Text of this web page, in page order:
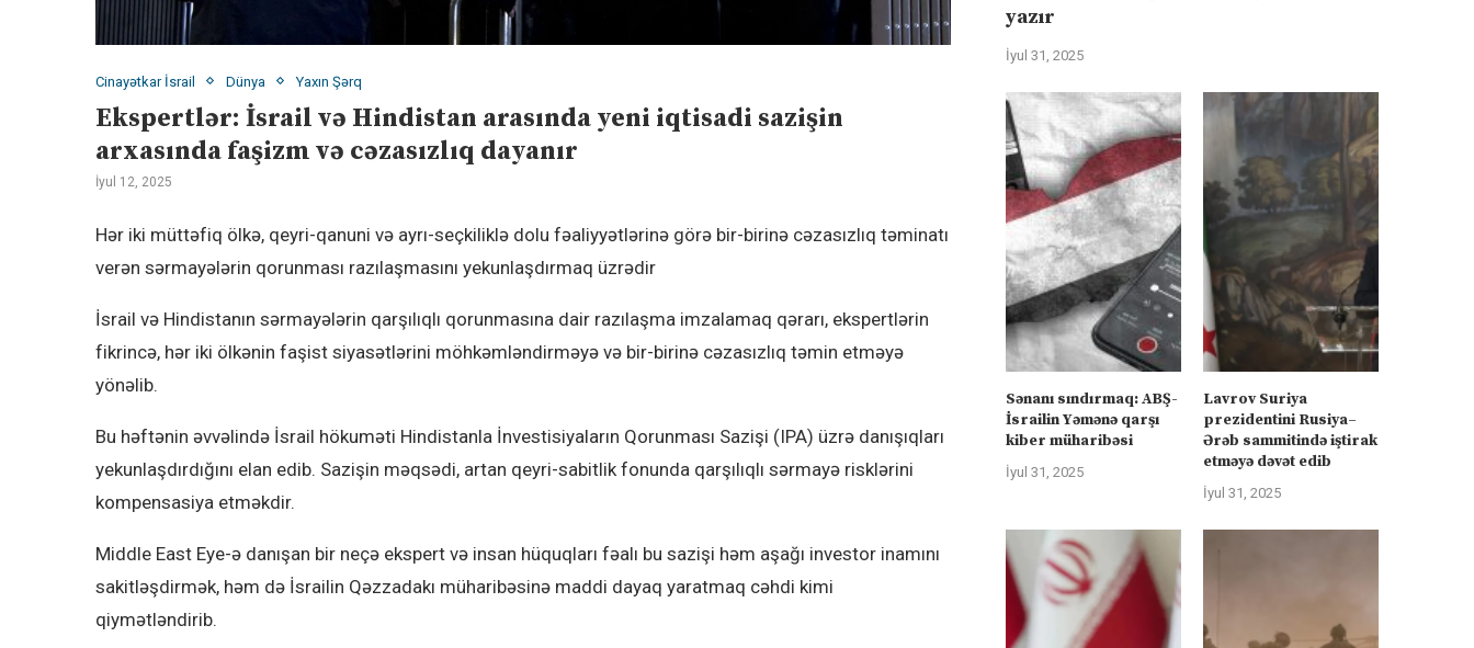
Cinayətkar İsrail Dünya Yaxın Şərq
Ekspertlər: İsrail və Hindistan arasında yeni iqtisadi sazişin
arxasında faşizm və cəzasızlıq dayanır
İyul 12, 2025
Hər iki müttəfiq ölkə, qeyri-qanuni və ayrı-seçkiliklə dolu fəaliyyətlərinə görə bir-birinə cəzasızlıq təminatı
verən sərmayələrin qorunması razılaşmasını yekunlaşdırmaq üzrədir
İsrail və Hindistanın sərmayələrin qarşılıqlı qorunmasına dair razılaşma imzalamaq qərarı, ekspertlərin
fikrincə, hər iki ölkənin faşist siyasətlərini möhkəmləndirməyə və bir-birinə cəzasızlıq təmin etməyə
yönəlib.
Bu həftənin əvvəlində İsrail hökuməti Hindistanla İnvestisiyaların Qorunması Sazişi (IPA) üzrə danışıqları
yekunlaşdırdığını elan edib. Sazişin məqsədi, artan qeyri-sabitlik fonunda qarşılıqlı sərmayə risklərini
kompensasiya etməkdir.
Middle East Eye-ə danışan bir neçə ekspert və insan hüquqları fəalı bu sazişi həm aşağı investor inamını
sakitləşdirmək, həm də İsrailin Qəzzadakı müharibəsinə maddi dayaq yaratmaq cəhdi kimi
qiymətləndirib.
yazır
İyul 31, 2025
Sənanı sındırmaq: ABŞ-
İsrailin Yəmənə qarşı
kiber müharibəsi
İyul 31, 2025
Lavrov Suriya
prezidentini Rusiya–
Ərəb sammitində iştirak
etməyə dəvət edib
İyul 31, 2025